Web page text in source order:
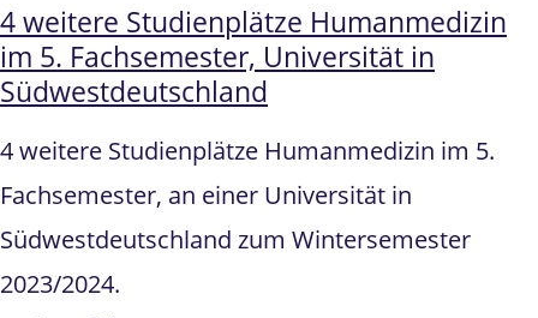
4 weitere Studienplätze Humanmedizin
im 5. Fachsemester, Universität in
Südwestdeutschland
4 weitere Studienplätze Humanmedizin im 5.
Fachsemester, an einer Universität in
Südwestdeutschland zum Wintersemester
2023/2024.